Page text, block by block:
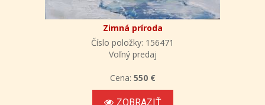
Zimná príroda
Číslo položky: 156471
Voľný predaj
Cena: 550 €
ZOBRAZIŤ